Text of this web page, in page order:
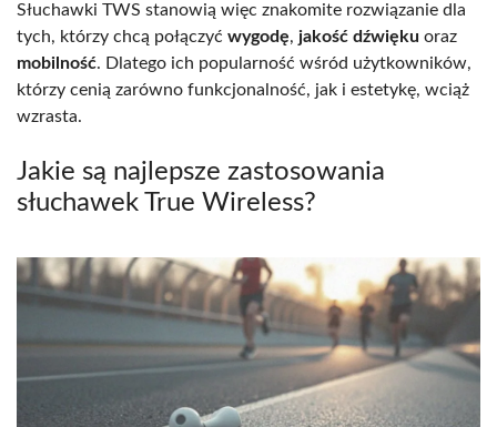
Słuchawki TWS stanowią więc znakomite rozwiązanie dla
tych, którzy chcą połączyć wygodę, jakość dźwięku oraz
mobilność. Dlatego ich popularność wśród użytkowników,
którzy cenią zarówno funkcjonalność, jak i estetykę, wciąż
wzrasta.
Jakie są najlepsze zastosowania
słuchawek True Wireless?